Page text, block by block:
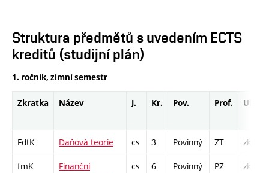
Struktura předmětů s uvedením ECTS
kreditů (studijní plán)
1. ročník, zimní semestr
Zkratka Název J. Kr. Pov. Prof. Uk.
FdtK Daňová teorie cs 3 Povinný ZT zk
fmK
Finanční
cs 6 Povinný PZ zk